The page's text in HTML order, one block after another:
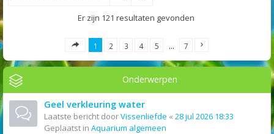
Er zijn 121 resultaten gevonden
1 2 3 4 5 … 7
Onderwerpen
Geel verkleuring water
Laatste bericht doorVissenliefde « 28 jul 2026 18:33
Geplaatst in Aquarium algemeen